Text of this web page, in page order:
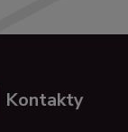
Kontakty